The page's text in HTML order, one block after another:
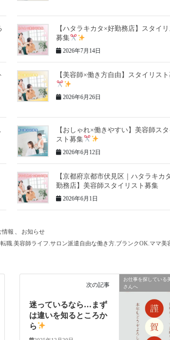
【ハタラキカタ×好勤務店】スタイリ
募集
2026年7月14日
【美容師×働き方自由】スタイリス
2026年6月26日
【おしゃれ×働きやすい】美容師スタ
スト募集
2026年6月12日
【京都府京都市伏見区｜ハタラキカ
勤務店】美容師スタイリスト募集
2026年6月1日
情報 お知らせ
職.美容師ライフ.サロン派遣自由な働き方.ブランクOK.ママ
お仕事を探している
さんへ
次の記事
迷っているなら…まず
は違いを知るところか
ら